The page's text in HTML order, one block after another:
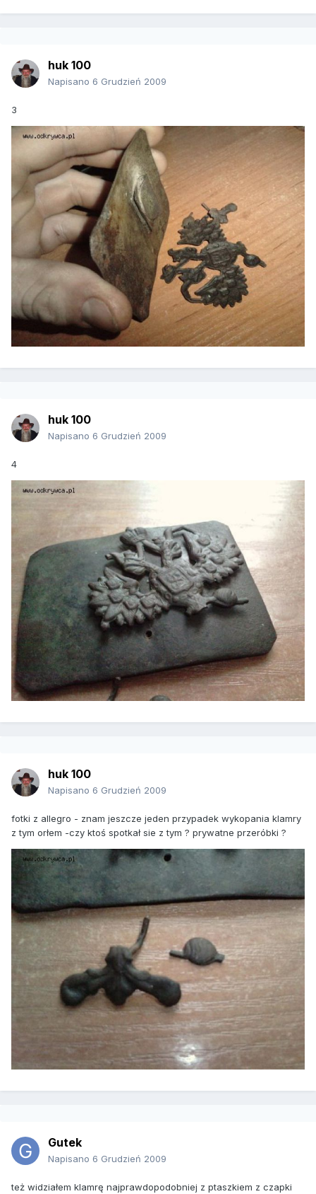
huk 100
Napisano 6 Grudzień 2009
3
huk 100
Napisano 6 Grudzień 2009
4
huk 100
Napisano 6 Grudzień 2009
fotki z allegro - znam jeszcze jeden przypadek wykopania klamry
z tym orłem -czy ktoś spotkał sie z tym ? prywatne przeróbki ?
Gutek
Napisano 6 Grudzień 2009
też widziałem klamrę najprawdopodobniej z ptaszkiem z czapki